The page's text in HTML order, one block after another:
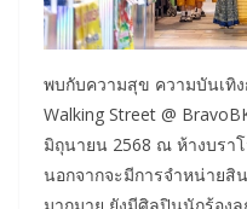
พบกับความสุข ความบันเทิง
Walking Street @
มิถุนายน 2568 ณ ห้างบรา
นอกจากจะมีการจำหน่ายสิ